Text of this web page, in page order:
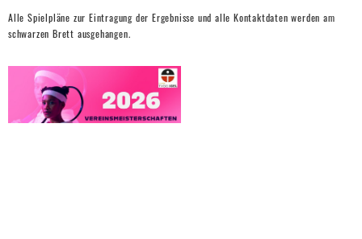
Alle Spielpläne zur Eintragung der Ergebnisse und alle Kontaktdaten werden am
schwarzen Brett ausgehangen.